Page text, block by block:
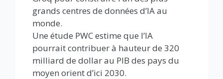
grands centres de données d’IA au
monde.
Une étude PWC estime que l’IA
pourrait contribuer à hauteur de 320
milliard de dollar au PIB des pays du
moyen orient d’ici 2030.